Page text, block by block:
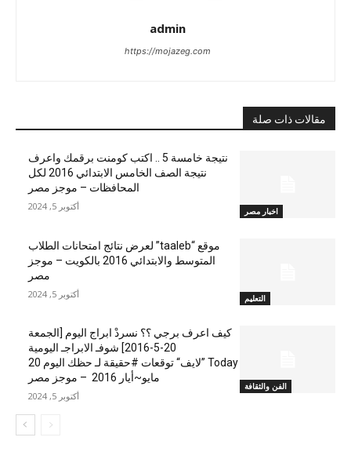
admin
https://mojazeg.com
مقالات ذات صلة
اخبار مصر
نتيجة خامسة 5 .. اكتب كومنت برقمك واعرف
نتيجة الصف الخامس الابتدائي 2016 لكل
المحافظات – موجز مصر
أكتوبر 5, 2024
التعليم
موقع “taaleb” لعرض نتائج امتحانات الطلاب
المتوسط والابتدائي 2016 بالكويت – موجز
مصر
أكتوبر 5, 2024
الفن والثقافة
كيف اعرف برجي ؟؟ نسردْ ابراج اليوم [الجمعة
20-5-2016] شوفـ الابراجـ اليومية
Today ”لايف“ توقعات #حقيقة لـ حظك اليوم 20
مايو~أيار 2016 – موجز مصر
أكتوبر 5, 2024